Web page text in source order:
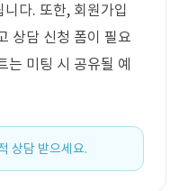
다. 또한, 회원가입
상담 신청 폼이 필요
는 미팅 시 공유될 예
상담 받으세요.